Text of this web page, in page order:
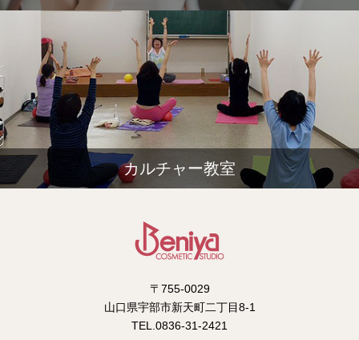
カルチャー教室
〒755-0029
山口県宇部市新天町二丁目8-1
TEL.0836-31-2421